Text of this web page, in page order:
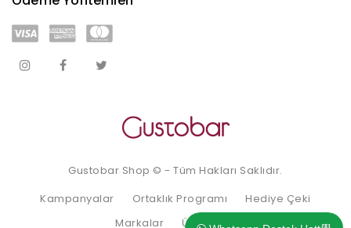
Gustobar Shop © - Tüm Hakları Saklıdır.
Kampanyalar
Ortaklık Programı
Hediye Çeki
Markalar
Ürün İadesi